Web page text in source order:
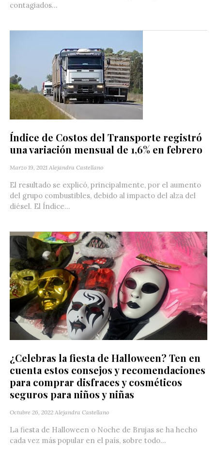
contagiados...
Índice de Costos del Transporte registró
una variación mensual de 1,6% en febrero
Marzo 19, 2021 Alejandra Castellano
El resultado se explicó, principalmente, por el aumento
del grupo combustibles, debido al impacto del alza del
diésel. El Índice...
¿Celebras la fiesta de Halloween? Ten en
cuenta estos consejos y recomendaciones
para comprar disfraces y cosméticos
seguros para niños y niñas
Octubre 26, 2022 Alejandra Castellano
La fiesta de Halloween o Noche de Brujas se ha hecho
cada vez más popular en el país, sobre todo...